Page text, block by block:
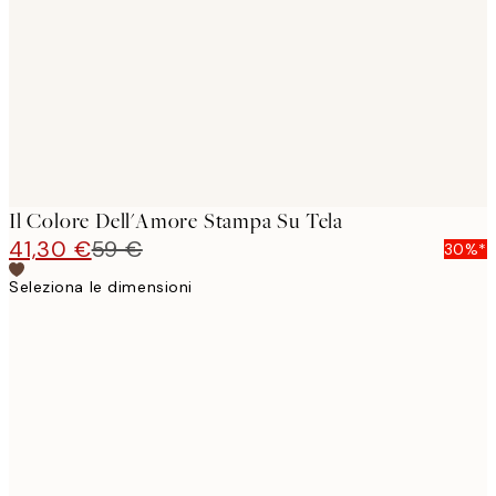
Il Colore Dell'Amore Stampa Su Tela
41,30 €59 €
30%*
Seleziona le dimensioni